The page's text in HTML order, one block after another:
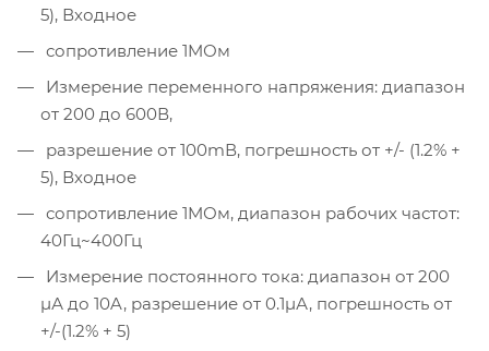
5), Входное
сопротивление 1MОм
Измерение переменного напряжения: диапазон
от 200 до 600В,
разрешение от 100mВ, погрешность от +/- (1.2% +
5), Входное
сопротивление 1MОм, диапазон рабочих частот:
40Гц~400Гц
Измерение постоянного тока: диапазон от 200
µА до 10A, разрешение от 0.1µА, погрешность от
+/-(1.2% + 5)